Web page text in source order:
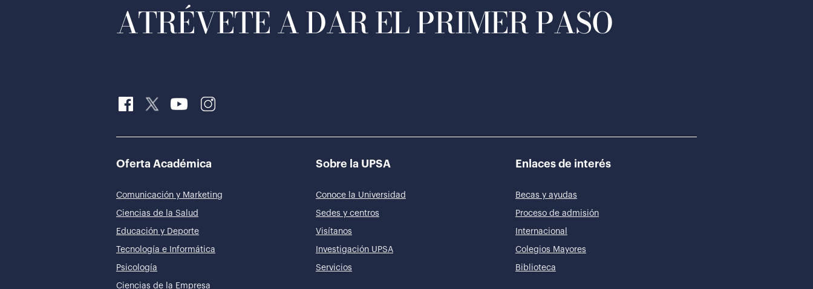
ATRÉVETE A DAR EL PRIMER PASO
Oferta Académica
Comunicación y Marketing
Ciencias de la Salud
Educación y Deporte
Tecnología e Informática
Psicología
Ciencias de la Empresa
Sobre la UPSA
Conoce la Universidad
Sedes y centros
Visítanos
Investigación UPSA
Servicios
Enlaces de interés
Becas y ayudas
Proceso de admisión
Internacional
Colegios Mayores
Biblioteca